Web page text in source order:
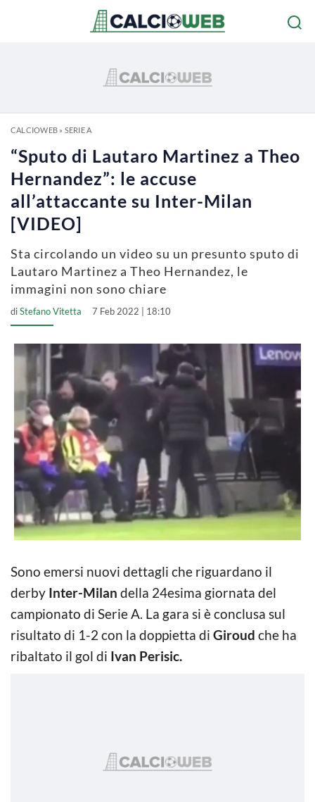
CALCIOWEB» SERIE A
“Sputo di Lautaro Martinez a Theo
Hernandez”: le accuse
all’attaccante su Inter-Milan
[VIDEO]
Sta circolando un video su un presunto sputo di
Lautaro Martinez a Theo Hernandez, le
immagini non sono chiare
diStefano Vitetta 7 Feb 2022 | 18:10
Sono emersi nuovi dettagli che riguardano il
derby Inter-Milan della 24esima giornata del
campionato di Serie A. La gara si è conclusa sul
risultato di 1-2 con la doppietta di Giroud che ha
ribaltato il gol di Ivan Perisic.